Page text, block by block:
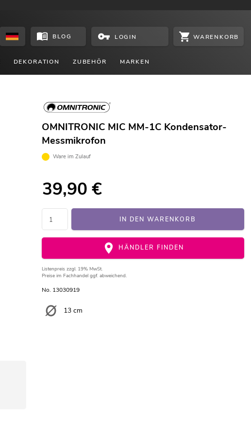
BLOG LOGIN WARENKORB
DEKORATION ZUBEHÖR MARKEN
OMNITRONIC MIC MM-1C Kondensator-
Messmikrofon
Ware im Zulauf
39,90 €
IN DEN WARENKORB
HÄNDLER FINDEN
Listenpreis zzgl. 19% MwSt.
Preise im Fachhandel ggf. abweichend.
No. 13030919
13 cm